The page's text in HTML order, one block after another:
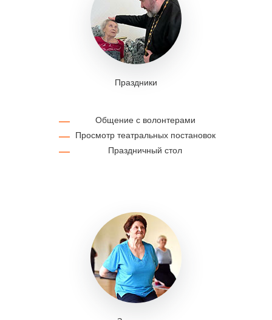
Праздники
Общение с волонтерами
Просмотр театральных постановок
Праздничный стол